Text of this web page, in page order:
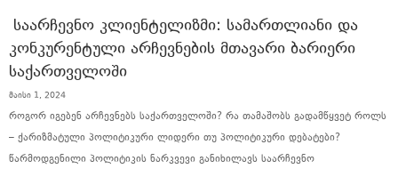
ᲡᲐᲐᲠᲩᲔᲕᲜᲝ ᲙᲚᲘᲔᲜᲢᲔᲚᲘᲖᲛᲘ: ᲡᲐᲛᲐᲠᲗᲚᲘᲐᲜᲘ ᲓᲐ
ᲙᲝᲜᲙᲣᲠᲔᲜᲢᲣᲚᲘ ᲐᲠᲩᲔᲕᲜᲔᲑᲘᲡ ᲛᲗᲐᲕᲐᲠᲘ ᲑᲐᲠᲘᲔᲠᲘ
ᲡᲐᲥᲐᲠᲗᲕᲔᲚᲝᲨᲘ
მაისი 1, 2024
როგორ იგებენ არჩევნებს საქართველოში? რა თამაშობს გადამწყვეტ როლს
– ქარიზმატული პოლიტიკური ლიდერი თუ პოლიტიკური დებატები?
წარმოდგენილი პოლიტიკის ნარკვევი განიხილავს საარჩევნო